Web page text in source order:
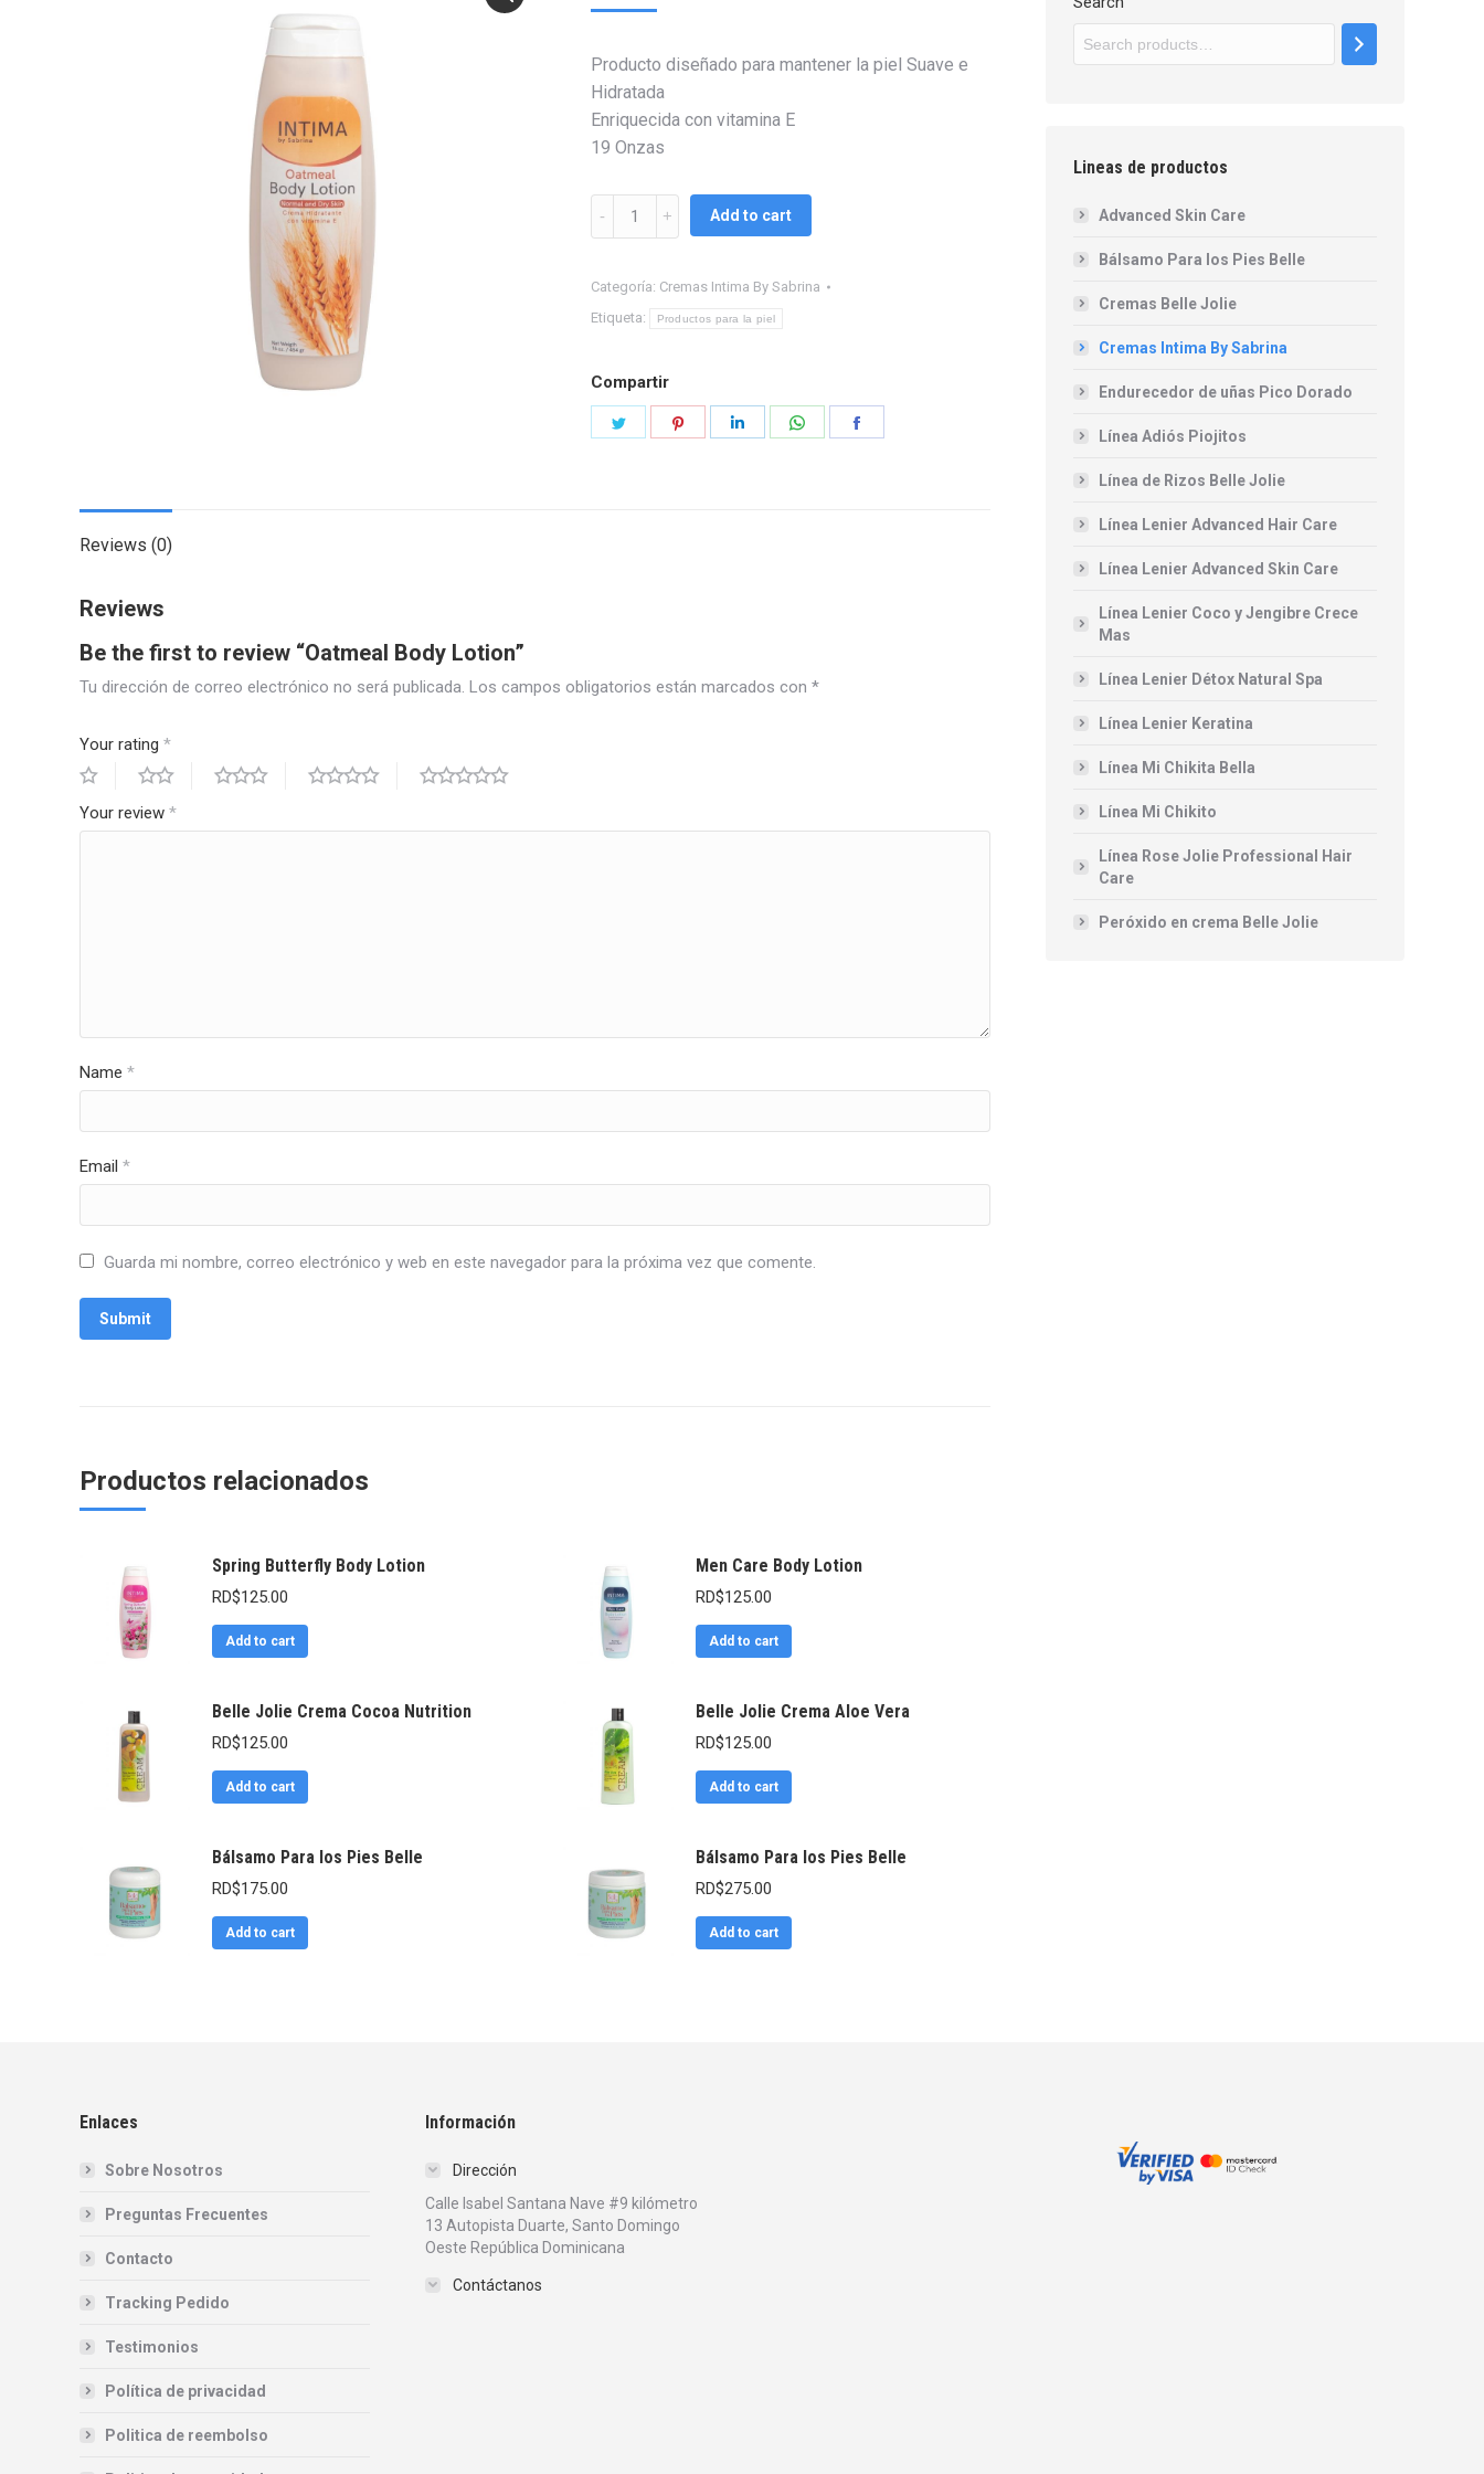
Producto diseñado para mantener la piel Suave e
Hidratada
Enriquecida con vitamina E
19 Onzas
Oatmeal
Body
quantity
Add to cart
Categoría: Cremas Intima By Sabrina
Etiqueta:
Productos para la piel
Compartir
Share
Share
Reviews (0)
Reviews
Be the first to review “Oatmeal Body Lotion”
Tu dirección de correo electrónico no será publicada. Los campos obligatorios están marcados con *
Your rating *
Your review *
Name *
Email *
Guarda mi nombre, correo electrónico y web en este navegador para la próxima vez que comente.
Productos relacionados
Spring Butterfly Body Lotion
RD$125.00
Add to cart
Men Care Body Lotion
RD$125.00
Add to cart
Belle Jolie Crema Cocoa Nutrition
RD$125.00
Add to cart
Belle Jolie Crema Aloe Vera
RD$125.00
Add to cart
Bálsamo Para los Pies Belle
RD$175.00
Add to cart
Bálsamo Para los Pies Belle
RD$275.00
Add to cart
Lineas de productos
Advanced Skin Care
Bálsamo Para los Pies Belle
Cremas Belle Jolie
Cremas Intima By Sabrina
Endurecedor de uñas Pico Dorado
Línea Adiós Piojitos
Línea de Rizos Belle Jolie
Línea Lenier Advanced Hair Care
Línea Lenier Advanced Skin Care
Línea Lenier Coco y Jengibre Crece
Mas
Línea Lenier Détox Natural Spa
Línea Lenier Keratina
Línea Mi Chikita Bella
Línea Mi Chikito
Línea Rose Jolie Professional Hair
Care
Peróxido en crema Belle Jolie
Enlaces
Sobre Nosotros
Preguntas Frecuentes
Contacto
Tracking Pedido
Testimonios
Política de privacidad
Politica de reembolso
Información
Dirección
Calle Isabel Santana Nave #9 kilómetro
13 Autopista Duarte, Santo Domingo
Oeste República Dominicana
Contáctanos